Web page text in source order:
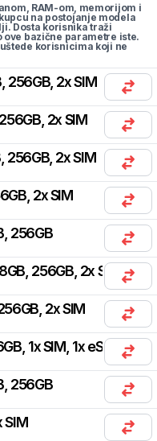
RAM-om, memorijom i
na postojanje modela
Dosta korisnika traži
bazične parametre iste.
korisnicima koji ne
256GB, 2x SIM
2x SIM
256GB, 2x SIM
2x SIM
256GB
256GB, 2x SIM
2x SIM
1x SIM, 1x eSIM
256GB
SIM